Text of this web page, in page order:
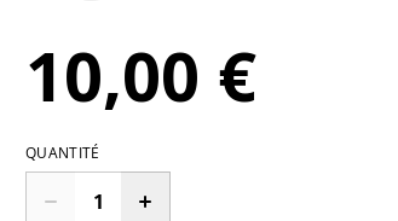
10,00 €
QUANTITÉ